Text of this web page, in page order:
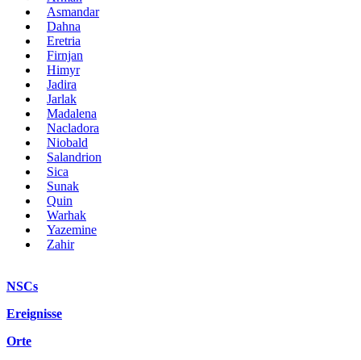
Asmandar
Dahna
Eretria
Firnjan
Himyr
Jadira
Jarlak
Madalena
Nacladora
Niobald
Salandrion
Sica
Sunak
Quin
Warhak
Yazemine
Zahir
NSCs
Ereignisse
Orte